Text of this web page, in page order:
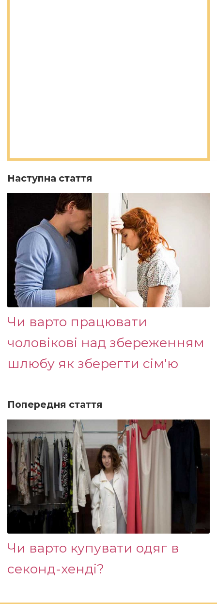
Наступна стаття
Чи варто працювати
чоловікові над збереженням
шлюбу як зберегти сім'ю
Попередня стаття
Чи варто купувати одяг в
секонд-хенді?